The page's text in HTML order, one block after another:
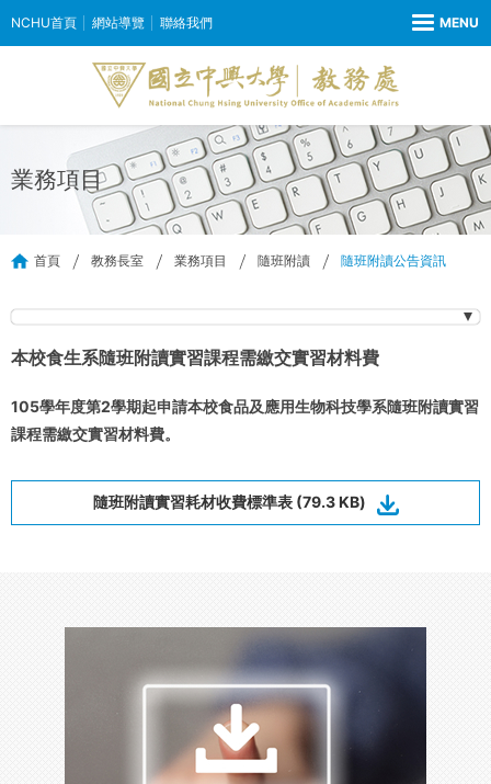
NCHU首頁 網站導覽 聯絡我們
業務項目
首頁 教務長室 業務項目 隨班附讀 隨班附讀公告資訊
本校食生系隨班附讀實習課程需繳交實習材料費
105學年度第2學期起申請本校食品及應用生物科技學系隨班附讀實習
課程需繳交實習材料費。
隨班附讀實習耗材收費標準表 (79.3 KB)